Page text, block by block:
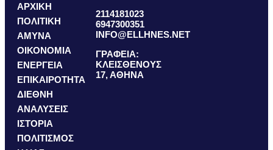
ΑΡΧΙΚΗ
ΠΟΛΙΤΙΚΗ
ΑΜΥΝΑ
ΟΙΚΟΝΟΜΙΑ
ΕΝΕΡΓΕΙΑ
ΕΠΙΚΑΙΡΟΤΗΤΑ
ΔΙΕΘΝΗ
ΑΝΑΛΥΣΕΙΣ
ΙΣΤΟΡΙΑ
ΠΟΛΙΤΙΣΜΟΣ
2114181023
6947300351
INFO@ELLHNES.NET
ΓΡΑΦΕΙΑ:
ΚΛΕΙΣΘΕΝΟΥΣ
17, ΑΘΗΝΑ